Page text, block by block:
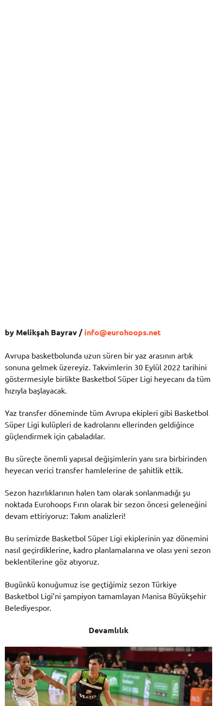
by Melikşah Bayrav /info@eurohoops.net
Avrupa basketbolunda uzun süren bir yaz arasının artık
sonuna gelmek üzereyiz. Takvimlerin 30 Eylül 2022 tarihini
göstermesiyle birlikte Basketbol Süper Ligi heyecanı da tüm
hızıyla başlayacak.
Yaz transfer döneminde tüm Avrupa ekipleri gibi Basketbol
Süper Ligi kulüpleri de kadrolarını ellerinden geldiğince
güçlendirmek için çabaladılar.
Bu süreçte önemli yapısal değişimlerin yanı sıra birbirinden
heyecan verici transfer hamlelerine de şahitlik ettik.
Sezon hazırlıklarının halen tam olarak sonlanmadığı şu
noktada Eurohoops Fırın olarak bir sezon öncesi geleneğini
devam ettiriyoruz: Takım analizleri!
Bu serimizde Basketbol Süper Ligi ekiplerinin yaz dönemini
nasıl geçirdiklerine, kadro planlamalarına ve olası yeni sezon
beklentilerine göz atıyoruz.
Bugünkü konuğumuz ise geçtiğimiz sezon Türkiye
Basketbol Ligi’ni şampiyon tamamlayan Manisa Büyükşehir
Belediyespor.
Devamlılık